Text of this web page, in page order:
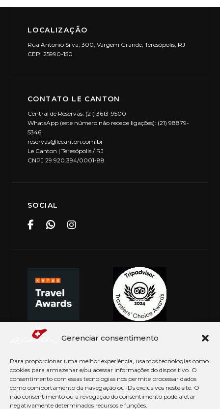
Gerenciar consentimento
Para proporcionar uma melhor experiência, usamos tecnologias como
cookies para armazenar e/ou acessar informações do dispositivo. O
consentimento com essas tecnologias nos permite processar dados
como comportamento da navegação ou IDs exclusivos neste site. O
não consentimento ou a revogação do consentimento pode afetar
negativamente determinados recursos e funções.
LOCALIZAÇÃO
Rua Antonio Silva, 300, Vargem Grande, Teresópolis, RJ
CEP: 25990-150
CONTATO LE CANTON
Central de Reservas: (21) 3613-9500
WhatsApp (este número não recebe ligações): (21) 98879-
5346
reservas@lecanton.com.br
Le Canton | Teresópolis / RJ
CNPJ 29.920.394/0001-88
SOCIAL
© Copyright 2026 Le Canton. Todos os direitos